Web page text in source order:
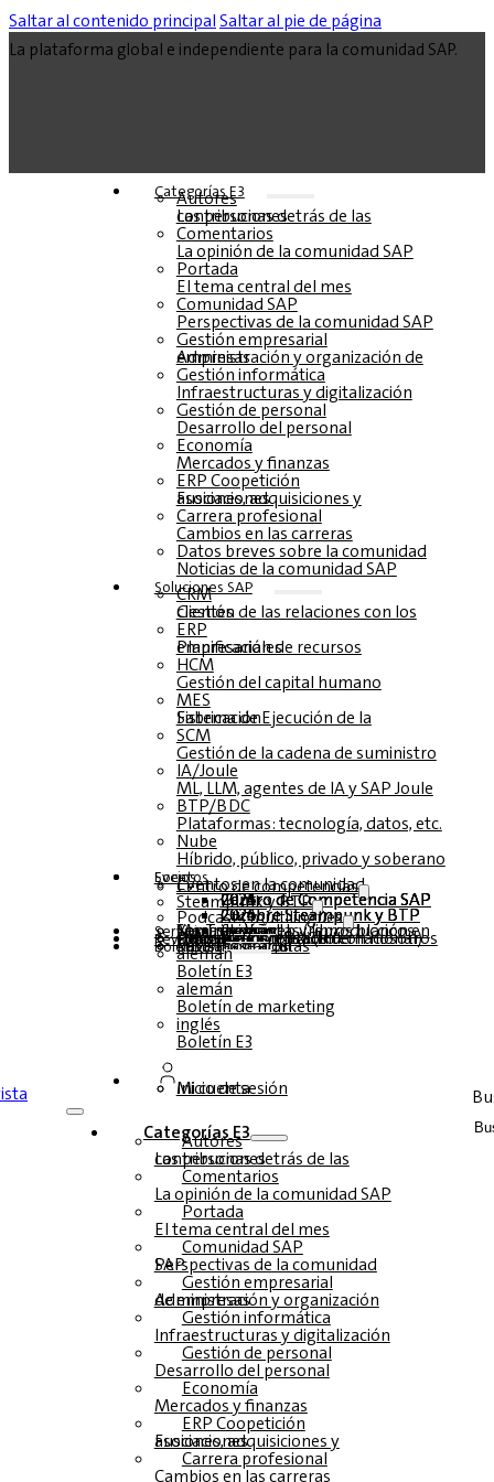
Saltar al contenido principalSaltar al pie de página
La plataforma global e independiente para la comunidad SAP.
Categorías E3
Autores
Las personas detrás de las contribuciones
Comentarios
La opinión de la comunidad SAP
Portada
El tema central del mes
Comunidad SAP
Perspectivas de la comunidad SAP
Gestión empresarial
Administración y organización de empresas
Gestión informática
Infraestructuras y digitalización
Gestión de personal
Desarrollo del personal
Economía
Mercados y finanzas
ERP Coopetición
Fusiones, adquisiciones y asociaciones
Carrera profesional
Cambios en las carreras
Datos breves sobre la comunidad
Noticias de la comunidad SAP
Soluciones‎‎ SAP
CRM
Gestión de las relaciones con los clientes
ERP
Planificación de recursos empresariales
HCM
Gestión del capital humano
MES
Sistema de Ejecución de la Fabricación
SCM
Gestión de la cadena de suministro
IA/Joule
ML, LLM, agentes de IA y SAP Joule
BTP/BDC
Plataformas: tecnología, datos, etc.
Nube
Híbrido, público, privado y soberano
Socios
Eventos
Eventos en la comunidad
Centro de competencias
Centro de Competencia SAP 2026
Centro de Competencia SAP 2025
Centro de Competencia SAP 2024
Centro de Competencia SAP 2023
Steampunk y BTP
Cumbre Steampunk y BTP 2026
Cumbre Steampunk y BTP 2025,
Cumbre Steampunk y BTP 2024
Podcasts multilingües
alemán
inglés
español
francés
Mesas redondas (reproducción en YouTube)
Seminarios web y libros blancos
Servicio
Formularios
Póngase en contacto con nosotros
Datos de los medios de comunicación DACH
Dossier de prensa (Internacional)
Revistasuscríbase aquí
para abonados
Revistas gratuitas
Boletínalemán
Boletín E3
alemán
Boletín de marketing
inglés
Boletín E3
Inicio de sesión
Mi cuenta
Categorías E3
Autores
Las personas detrás de las contribuciones
Comentarios
La opinión de la comunidad SAP
Portada
El tema central del mes
Comunidad SAP
Perspectivas de la comunidad SAP
Gestión empresarial
Administración y organización de empresas
Gestión informática
Infraestructuras y digitalización
Gestión de personal
Desarrollo del personal
Economía
Mercados y finanzas
ERP Coopetición
Fusiones, adquisiciones y asociaciones
Carrera profesional
Cambios en las carreras